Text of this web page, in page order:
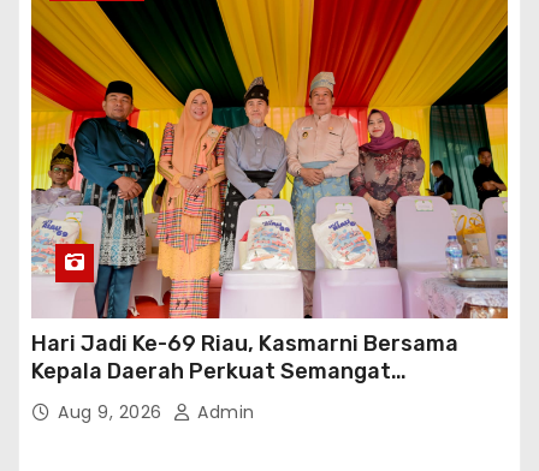
Hari Jadi Ke-69 Riau, Kasmarni Bersama
Kepala Daerah Perkuat Semangat
Membangun Negeri
Aug 9, 2026 Admin